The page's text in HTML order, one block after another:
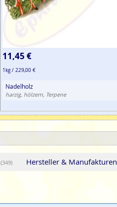
11,45 €
1kg / 229,00 €
Nadelholz
harzig, hölzern, Terpene
(349) Hersteller & Manufakturen